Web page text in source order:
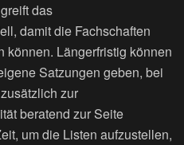
das
damit die Fachschaften
können. Längerfristig können
Satzungen geben, bei
zur
beratend zur Seite
um die Listen aufzustellen,